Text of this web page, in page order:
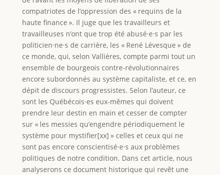
compatriotes de l’oppression des « requins de la
haute finance ». Il juge que les travailleurs et
travailleuses n’ont que trop été abusé·e·s par les
politicien·ne·s de carrière, les « René Lévesque » de
ce monde, qui, selon Vallières, compte parmi tout un
ensemble de bourgeois contre-révolutionnaires
encore subordonnés au système capitaliste, et ce, en
dépit de discours progressistes. Selon l’auteur, ce
sont les Québécois·es eux-mêmes qui doivent
prendre leur destin en main et cesser de compter
sur « les messies qu’engendre périodiquement le
système pour mystifier[xx] » celles et ceux qui ne
sont pas encore conscientisé·e·s aux problèmes
politiques de notre condition. Dans cet article, nous
analyserons ce document historique qui revêt une